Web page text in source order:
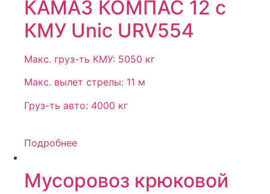
КАМАЗ КОМПАС 12 с
КМУ Unic URV554
Макс. груз-ть КМУ: 5050 кг
Макс. вылет стрелы: 11 м
Груз-ть авто: 4000 кг
Подробнее
Мусоровоз крюковой